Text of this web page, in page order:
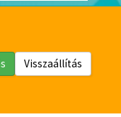
Visszaállítás